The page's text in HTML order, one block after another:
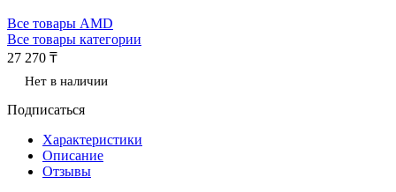
Все товары AMD
Все товары категории
27 270 ₸
Нет в наличии
Подписаться
Характеристики
Описание
Отзывы